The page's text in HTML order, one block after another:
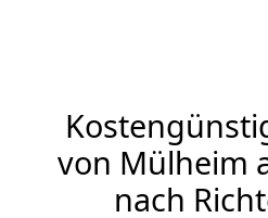
von Mülheim
nach